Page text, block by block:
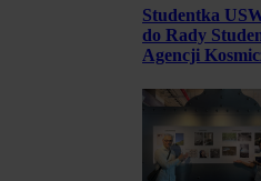
Studentka
do Rady
Agencji